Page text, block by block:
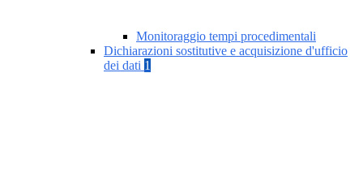
Monitoraggio tempi procedimentali
Dichiarazioni sostitutive e acquisizione d'ufficio
dei dati 1